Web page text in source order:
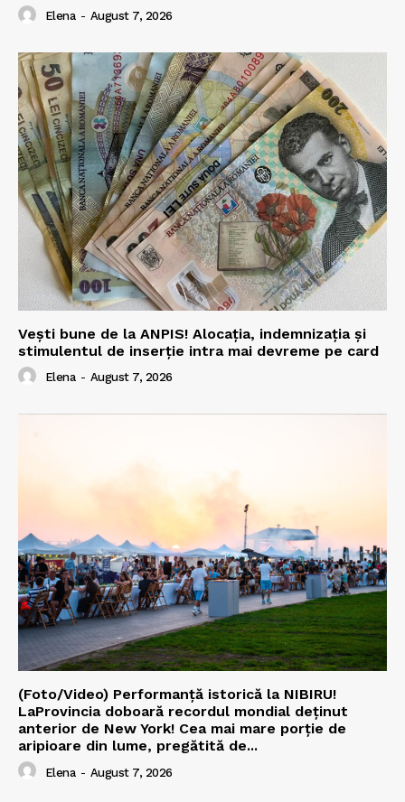
Elena - August 7, 2026
Vești bune de la ANPIS! Alocația, indemnizația și
stimulentul de inserție intra mai devreme pe card
Elena - August 7, 2026
(Foto/Video) Performanță istorică la NIBIRU!
LaProvincia doboară recordul mondial deținut
anterior de New York! Cea mai mare porție de
aripioare din lume, pregătită de...
Elena - August 7, 2026